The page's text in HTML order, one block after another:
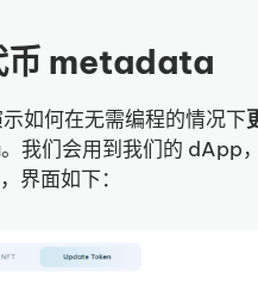
币 metadata
如何在无需编程的情况下
。我们会用到我们的 dApp
面如下：